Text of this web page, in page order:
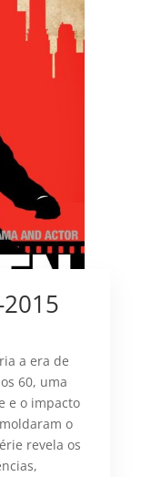
a era de
60, uma
e o impacto
o
revela os